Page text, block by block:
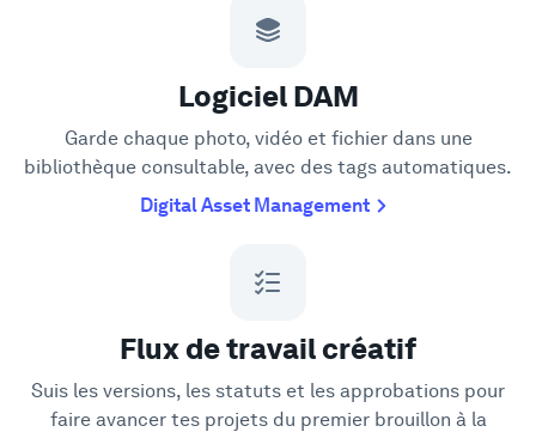
Logiciel DAM
Garde chaque photo, vidéo et fichier dans une
bibliothèque consultable, avec des tags automatiques.
Digital Asset Management
Flux de travail créatif
Suis les versions, les statuts et les approbations pour
faire avancer tes projets du premier brouillon à la